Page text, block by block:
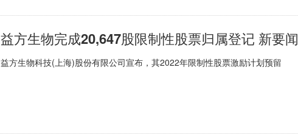
益方生物完成20,647股限制性股票归属登记 新要闻
益方生物科技(上海)股份有限公司宣布，其2022年限制性股票激励计划预留